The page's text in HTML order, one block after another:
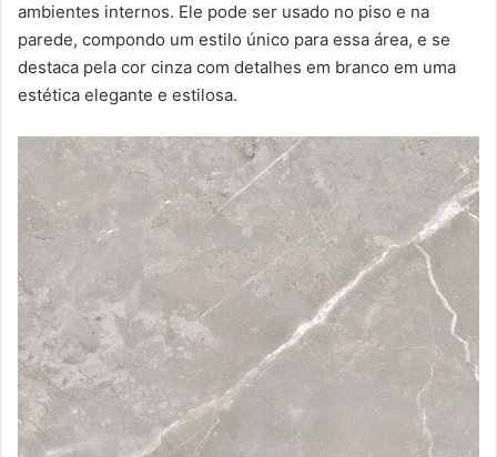
ambientes internos. Ele pode ser usado no piso e na
parede, compondo um estilo único para essa área, e se
destaca pela cor cinza com detalhes em branco em uma
estética elegante e estilosa.